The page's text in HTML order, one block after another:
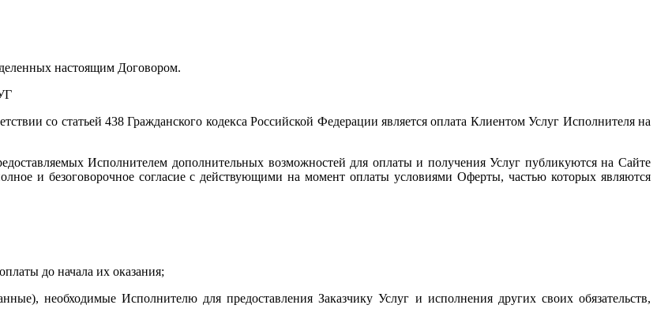
настоящим Договором.
со статьей 438 Гражданского кодекса Российской Федерации является оплата Клиентом Услуг Исполнителя на
Исполнителем дополнительных возможностей для оплаты и получения Услуг публикуются на Сайте
и безоговорочное согласие с действующими на момент оплаты условиями Оферты, частью которых являются
до начала их оказания;
необходимые Исполнителю для предоставления Заказчику Услуг и исполнения других своих обязательств,